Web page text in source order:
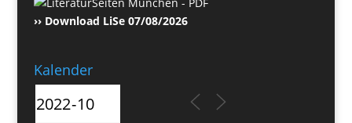
›› Download LiSe 07/08/2026
Kalender